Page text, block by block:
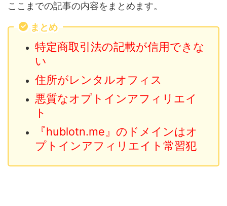
ここまでの記事の内容をまとめます。
まとめ
特定商取引法の記載が信用できな
い
住所がレンタルオフィス
悪質なオプトインアフィリエイ
ト
『hublotn.me』のドメインはオ
プトインアフィリエイト常習犯